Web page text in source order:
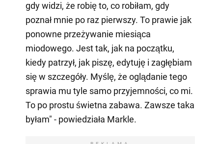
gdy widzi, że robię to, co robiłam, gdy
poznał mnie po raz pierwszy. To prawie jak
ponowne przeżywanie miesiąca
miodowego. Jest tak, jak na początku,
kiedy patrzył, jak piszę, edytuję i zagłębiam
się w szczegóły. Myślę, że oglądanie tego
sprawia mu tyle samo przyjemności, co mi.
To po prostu świetna zabawa. Zawsze taka
byłam" - powiedziała Markle.